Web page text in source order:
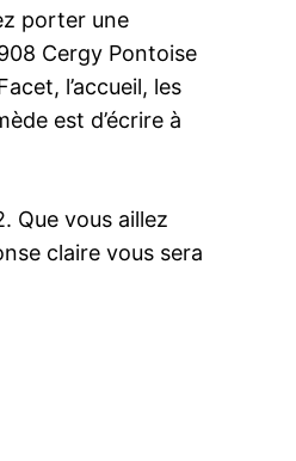
porter une
Cergy Pontoise
l’accueil, les
est d’écrire à
Que vous aillez
claire vous sera